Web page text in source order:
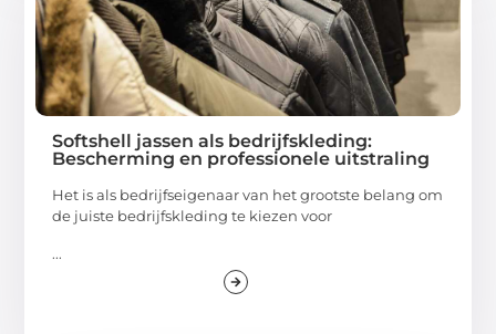
Softshell jassen als bedrijfskleding:
Bescherming en professionele uitstraling
Het is als bedrijfseigenaar van het grootste belang om
de juiste bedrijfskleding te kiezen voor
...